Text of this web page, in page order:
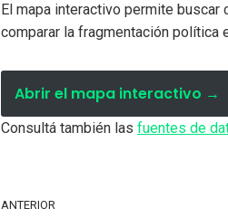
El mapa interactivo permite
comparar la fragmentación política
Abrir el mapa interactivo →
Consultá también las fuentes de
ANTERIOR